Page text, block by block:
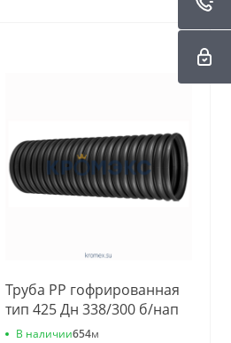
Труба РР гофрированная
тип 425 Дн 338/300 б/нап
L=3,0м подъемная
В наличии654м